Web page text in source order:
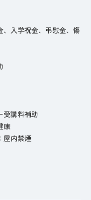
、入学祝金、弔慰金、傷
受講料補助
康
屋内禁煙